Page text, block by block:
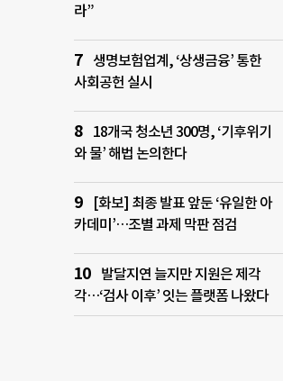
라”
생명보험업계, ‘상생금융’ 통한
사회공헌 실시
18개국 청소년 300명, ‘기후위기
와 물’ 해법 논의한다
[화보] 최종 발표 앞둔 ‘유일한 아
카데미’…조별 과제 막판 점검
발달지연 늘지만 지원은 제각
각…‘검사 이후’ 잇는 플랫폼 나왔다